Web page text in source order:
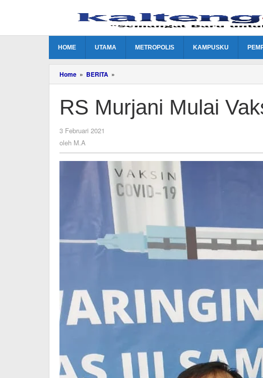
HOME UTAMA METROPOLIS KAMPUSKU
Home » BERITA »
Murjani
Vaksinasi
Nakes
RS Murjani Mulai
3 Februari 2021
oleh M.A